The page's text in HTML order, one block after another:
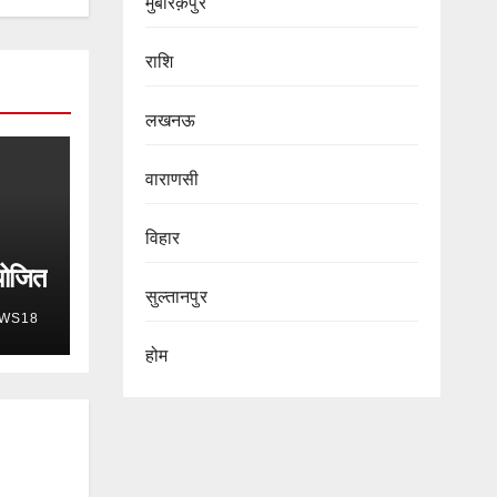
राशि
लखनऊ
वाराणसी
विहार
सुल्तानपुर
होम